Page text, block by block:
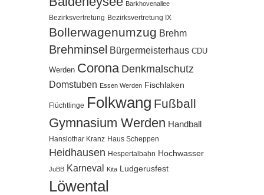
Barkhovenallee
Bezirksvertretung Bezirksvertretung IX
Bollerwagenumzug Brehm
Brehminsel Bürgermeisterhaus CDU
Werden Corona Denkmalschutz
Domstuben Essen Werden Fischlaken
Flüchtlinge Folkwang Fußball
Gymnasium Werden Handball
Hanslothar Kranz Haus Scheppen
Heidhausen Hespertalbahn Hochwasser
JuBB Karneval Kita Ludgerusfest
Löwental